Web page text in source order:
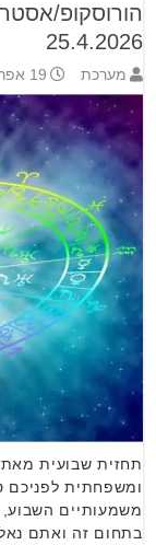
25.4.2026
מערכת 19 אפריל 2026 7:53
תחזית שבועית מאת
ומשפחתית לפניכם
משמעותיים השבוע,
בתחום זה ואתם